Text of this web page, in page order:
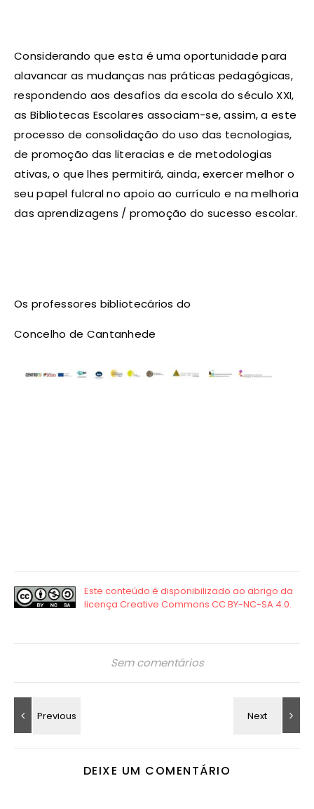
Considerando que esta é uma oportunidade para
alavancar as mudanças nas práticas pedagógicas,
respondendo aos desafios da escola do século XXI,
as Bibliotecas Escolares associam-se, assim, a este
processo de consolidação do uso das tecnologias,
de promoção das literacias e de metodologias
ativas, o que lhes permitirá, ainda, exercer melhor o
seu papel fulcral no apoio ao currículo e na melhoria
das aprendizagens / promoção do sucesso escolar.
Os professores bibliotecários do
Concelho de Cantanhede
Sem comentários
DEIXE UM COMENTÁRIO